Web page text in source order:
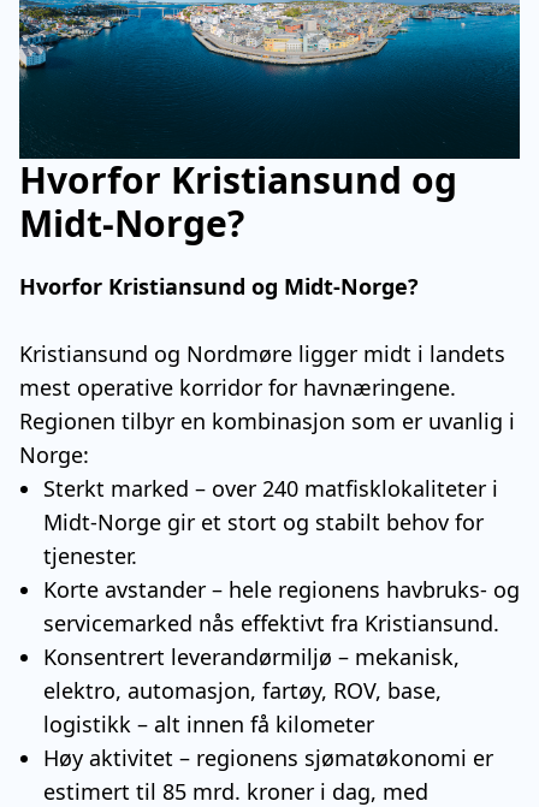
Hvorfor Kristiansund og
Midt-Norge?
Hvorfor Kristiansund og Midt-Norge?
Kristiansund og Nordmøre ligger midt i landets
mest operative korridor for havnæringene.
Regionen tilbyr en kombinasjon som er uvanlig i
Norge:
Sterkt marked – over 240 matfisklokaliteter i
Midt-Norge gir et stort og stabilt behov for
tjenester.
Korte avstander – hele regionens havbruks- og
servicemarked nås effektivt fra Kristiansund.
Konsentrert leverandørmiljø – mekanisk,
elektro, automasjon, fartøy, ROV, base,
logistikk – alt innen få kilometer
Høy aktivitet – regionens sjømatøkonomi er
estimert til 85 mrd. kroner i dag, med